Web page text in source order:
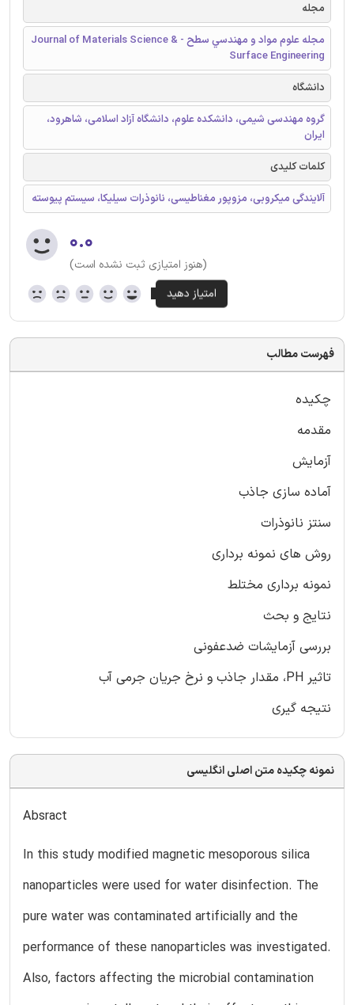
مجله
مجله علوم مواد و مهندسي سطح - Journal of Materials Science &
Surface Engineering
دانشگاه
گروه مهندسی شیمی، دانشکده علوم، دانشگاه آزاد اسلامی، شاهرود،
ایران
کلمات کلیدی
آلایندگی میکروبی، مزوپور مغناطیسی، نانوذرات سیلیکا، سیستم پیوسته
۰.۰
(هنوز امتیازی ثبت نشده است)
فهرست مطالب
چکیده
مقدمه
آزمایش
آماده سازی جاذب
سنتز نانوذرات
روش های نمونه برداری
نمونه برداری مختلط
نتایج و بحث
بررسی آزمایشات ضدعفونی
تاثیر PH، مقدار جاذب و نرخ جریان جرمی آب
نتیجه گیری
نمونه چکیده متن اصلی انگلیسی
Absract
In this study modified magnetic mesoporous silica
nanoparticles were used for water disinfection. The
pure water was contaminated artificially and the
performance of these nanoparticles was investigated.
Also, factors affecting the microbial contamination